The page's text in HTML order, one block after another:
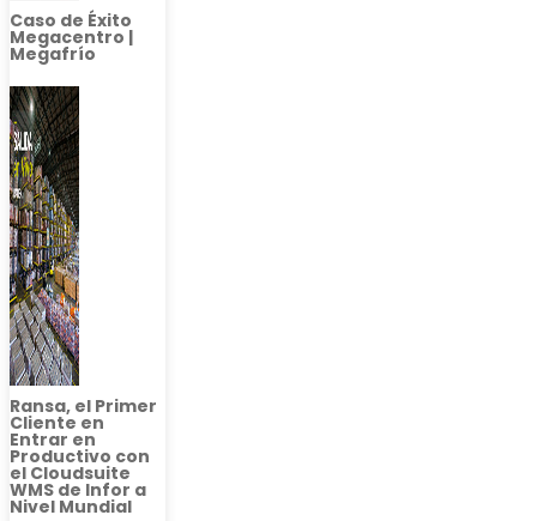
Caso de Éxito
Megacentro |
Megafrío
Ransa, el Primer
Cliente en
Entrar en
Productivo con
el Cloudsuite
WMS de Infor a
Nivel Mundial